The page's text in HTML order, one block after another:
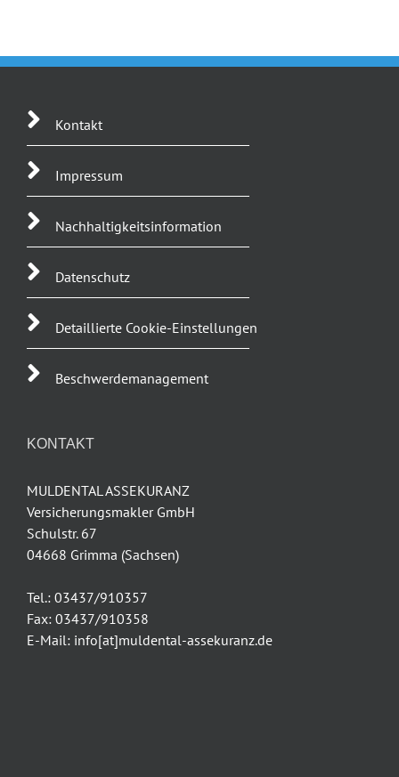
Kontakt
Impressum
Nachhaltigkeitsinformation
Datenschutz
Detaillierte Cookie-Einstellungen
Beschwerdemanagement
KONTAKT
MULDENTAL ASSEKURANZ
Versicherungsmakler GmbH
Schulstr. 67
04668 Grimma (Sachsen)
Tel.: 03437/910357
Fax: 03437/910358
E-Mail: info[at]muldental-assekuranz.de